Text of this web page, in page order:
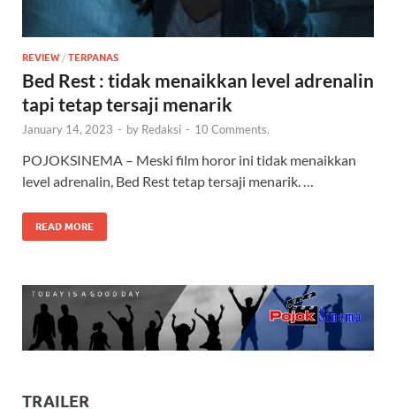
REVIEW / TERPANAS
Bed Rest : tidak menaikkan level adrenalin
tapi tetap tersaji menarik
January 14, 2023 - by Redaksi - 10 Comments.
POJOKSINEMA – Meski film horor ini tidak menaikkan
level adrenalin, Bed Rest tetap tersaji menarik. …
READ MORE
TRAILER